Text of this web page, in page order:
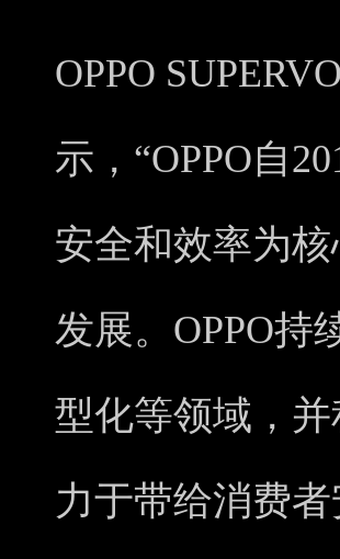
OPPO
示，“OPPO自
安全和效率为
发展。OPPO持
型化等领域，
力于带给消费